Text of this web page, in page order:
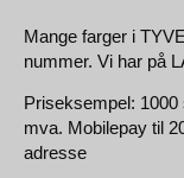
Mange farger i
nummer. Vi har på
Priseksempel:
mva. Mobilepay til
adresse